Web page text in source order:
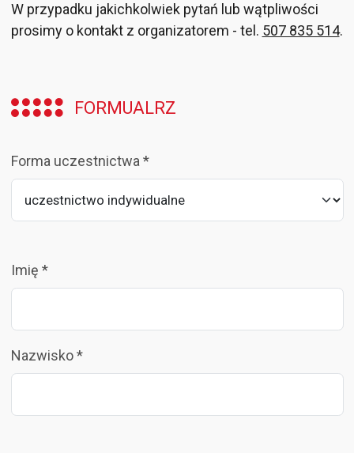
W przypadku jakichkolwiek pytań lub wątpliwości
prosimy o kontakt z organizatorem - tel. 507 835 514.
FORMUALRZ
Forma uczestnictwa *
Imię *
Nazwisko *